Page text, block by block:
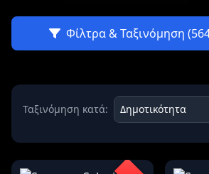
Φίλτρα & Ταξινόμηση
Ταξινόμηση κατά: